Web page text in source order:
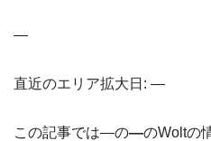
―
直近のエリア拡大日: ―
この記事では―の―のWoltの